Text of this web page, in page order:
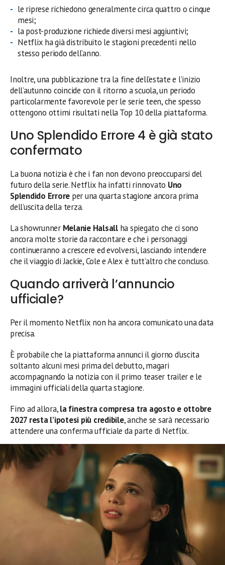
le riprese richiedono generalmente circa quattro o cinque
mesi;
la post-produzione richiede diversi mesi aggiuntivi;
Netflix ha già distribuito le stagioni precedenti nello
stesso periodo dell’anno.
Inoltre, una pubblicazione tra la fine dell’estate e l’inizio
dell’autunno coincide con il ritorno a scuola, un periodo
particolarmente favorevole per le serie teen, che spesso
ottengono ottimi risultati nella Top 10 della piattaforma.
Uno Splendido Errore 4 è già stato
confermato
La buona notizia è che i fan non devono preoccuparsi del
futuro della serie. Netflix ha infatti rinnovato Uno
Splendido Errore per una quarta stagione ancora prima
dell’uscita della terza.
La showrunner Melanie Halsallha spiegato che ci sono
ancora molte storie da raccontare e che i personaggi
continueranno a crescere ed evolversi, lasciando intendere
che il viaggio di Jackie, Cole e Alex è tutt’altro che concluso.
Quando arriverà l’annuncio
ufficiale?
Per il momento Netflix non ha ancora comunicato una data
precisa.
È probabile che la piattaforma annunci il giorno d’uscita
soltanto alcuni mesi prima del debutto, magari
accompagnando la notizia con il primo teaser trailer e le
immagini ufficiali della quarta stagione.
Fino ad allora,la finestra compresa tra agosto e ottobre
2027 resta l’ipotesi più credibile, anche se sarà necessario
attendere una conferma ufficiale da parte di Netflix.